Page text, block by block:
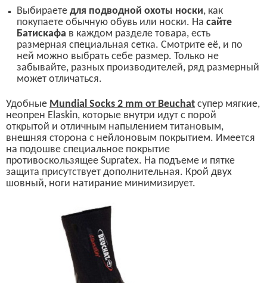
Выбираете для подводной охоты носки, как
покупаете обычную обувь или носки. На сайте
Батискафа в каждом разделе товара, есть
размерная специальная сетка. Смотрите её, и по
ней можно выбрать себе размер. Только не
забывайте, разных производителей, ряд размерный
может отличаться.
Удобные Mundial Socks 2 mm от Beuchat супер мягкие,
неопрен Elaskin, которые внутри идут с порой
открытой и отличным напылением титановым,
внешняя сторона с нейлоновым покрытием. Имеется
на подошве специальное покрытие
противоскользящее Supratex. На подъеме и пятке
защита присутствует дополнительная. Крой двух
шовный, ноги натирание минимизирует.